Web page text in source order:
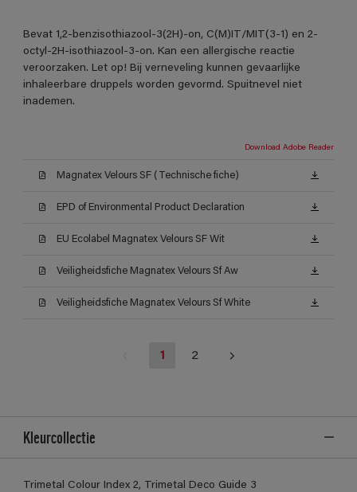
Bevat 1,2-benzisothiazool-3(2H)-on, C(M)IT/MIT(3-1) en 2-
octyl-2H-isothiazool-3-on. Kan een allergische reactie
veroorzaken. Let op! Bij verneveling kunnen gevaarlijke
inhaleerbare druppels worden gevormd. Spuitnevel niet
inademen.
Download Adobe Reader
Magnatex Velours SF (Technische fiche)
EPD of Environmental Product Declaration
EU Ecolabel Magnatex Velours SF Wit
Veiligheidsfiche Magnatex Velours Sf Aw
Veiligheidsfiche Magnatex Velours Sf White
1 2
Kleurcollectie
Trimetal Colour Index 2, Trimetal Deco Guide 3